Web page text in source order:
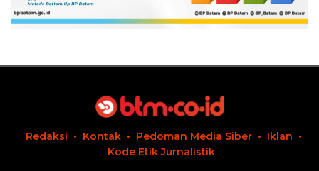
Redaksi Kontak Pedoman Media Siber
Iklan
Kode Etik Jurnalistik